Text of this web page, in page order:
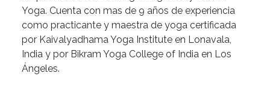
Yoga. Cuenta con mas de 9 años de experiencia
como practicante y maestra de yoga certificada
por Kaivalyadhama Yoga Institute en Lonavala,
India y por Bikram Yoga College of India en Los
Ángeles.